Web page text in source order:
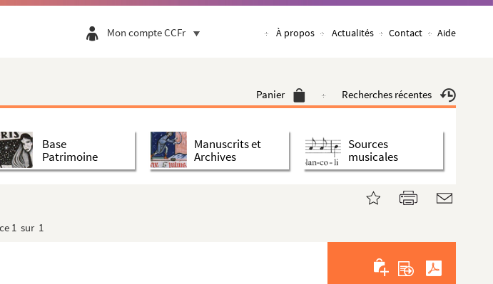
Mon compte CCFr À propos Actualités Contact Aide
Panier Recherches récentes
Base
Patrimoine
Manuscrits et
Archives
Sources
musicales
1 sur 1